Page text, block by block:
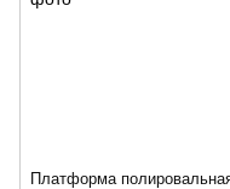
Платформа